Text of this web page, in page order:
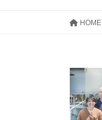
HOME